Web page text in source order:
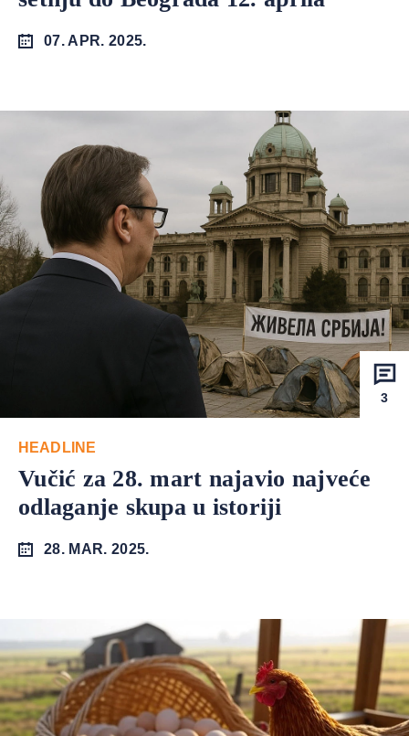
07. APR. 2025.
3
HEADLINE
Vučić za 28. mart najavio najveće
odlaganje skupa u istoriji
28. MAR. 2025.